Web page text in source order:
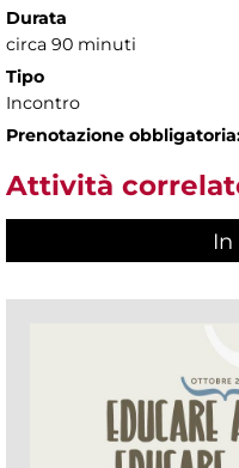
Durata
circa 90 minuti
Tipo
Incontro
Prenotazione
Attività